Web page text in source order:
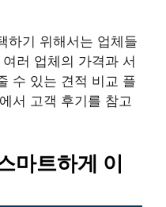
하기 위해서는 업체들
러 업체의 가격과 서
수 있는 견적 비교 플
서 고객 후기를 참고
마트하게 이